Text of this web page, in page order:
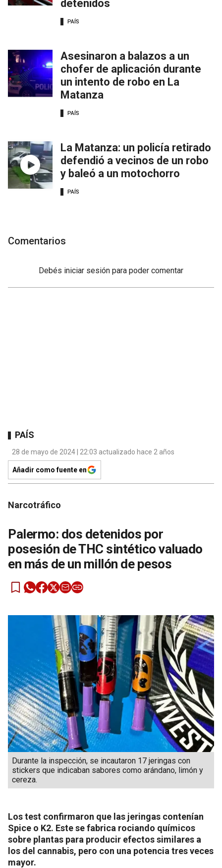
detenidos
PAÍS
Asesinaron a balazos a un
chofer de aplicación durante
un intento de robo en La
Matanza
PAÍS
La Matanza: un policía retirado
defendió a vecinos de un robo
y baleó a un motochorro
PAÍS
Comentarios
Debés iniciar sesión para poder comentar
PAÍS
28 de mayo de 2024 | 22:03 actualizado hace 2 años
Añadir como fuente en
Narcotráfico
Palermo: dos detenidos por
posesión de THC sintético valuado
en más de un millón de pesos
Durante la inspección, se incautaron 17 jeringas con
stickers que indicaban sabores como arándano, limón y
cereza.
Los test confirmaron que las jeringas contenían
Spice o K2. Este se fabrica rociando químicos
sobre plantas para producir efectos similares a
los del cannabis, pero con una potencia tres veces
mayor.